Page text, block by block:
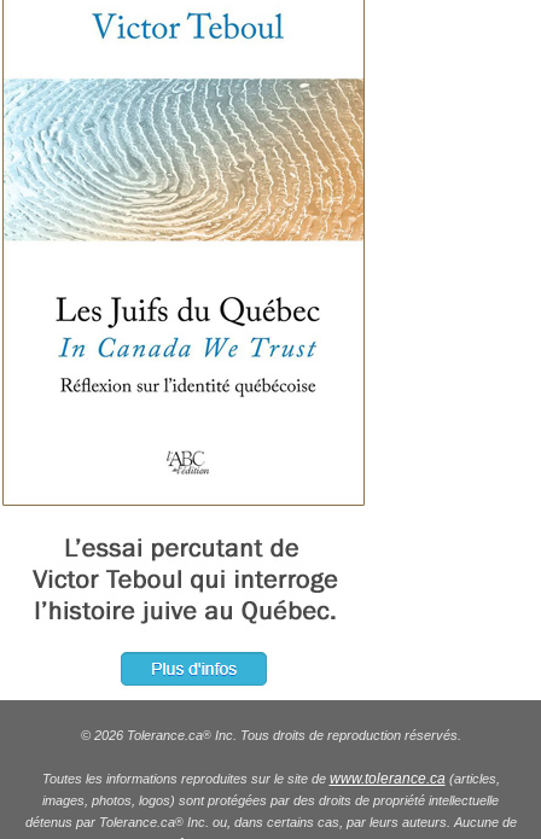
© 2026 Tolerance.ca®Inc. Tous droits de reproduction réservés.
Toutes les informations reproduites sur le site de www.tolerance.ca (articles,
images, photos, logos) sont protégées par des droits de propriété intellectuelle
détenus par Tolerance.ca®Inc. ou, dans certains cas, par leurs auteurs. Aucune de